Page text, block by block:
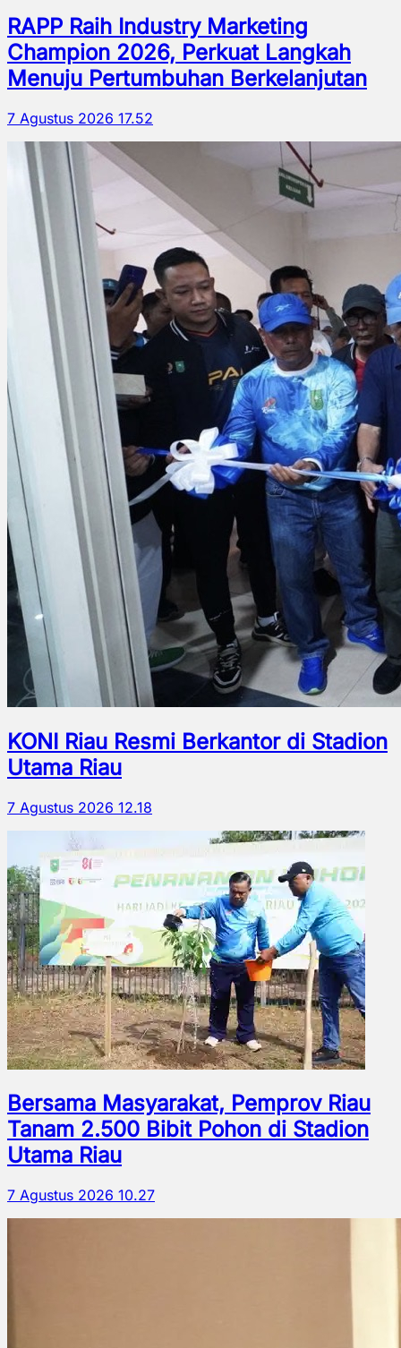
RAPP Raih Industry Marketing
Champion 2026, Perkuat Langkah
Menuju Pertumbuhan Berkelanjutan
7 Agustus 2026 17.52
KONI Riau Resmi Berkantor di Stadion
Utama Riau
7 Agustus 2026 12.18
Bersama Masyarakat, Pemprov Riau
Tanam 2.500 Bibit Pohon di Stadion
Utama Riau
7 Agustus 2026 10.27